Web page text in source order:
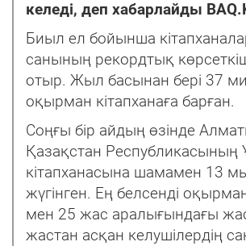
келеді, деп хабарлайды
Биыл ел бойынша
санының рекордтық
отыр. Жыл басынан бері 37
оқырман кітапханаға барған.
Соңғы бір айдың өзінде
Қазақстан Республикасының
кітапханасына шамамен 13
жүгінген. Ең белсенді
мен 25 жас аралығындағы
жастан асқан келушілердің